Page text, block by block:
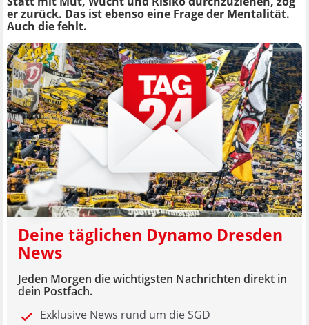
er zurück. Das ist ebenso eine Frage der Mentalität.
Auch die fehlt.
Deine täglichen Dynamo Dresden
News
Jeden Morgen die wichtigsten Nachrichten direkt in
dein Postfach.
Exklusive News rund um die SGD